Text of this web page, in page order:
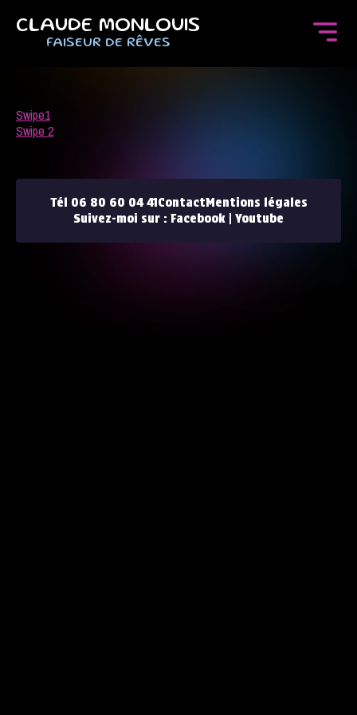
CLAUDE MONLOUIS
FAISEUR DE RÊVES
Swipe1
Swipe 2
Tél 06 80 60 04 41ContactMentions légales
Suivez-moi sur : Facebook | Youtube